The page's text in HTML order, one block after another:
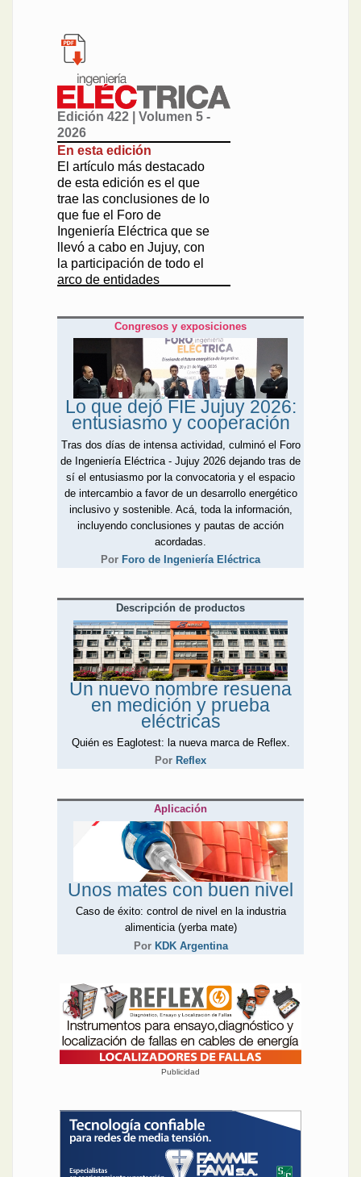
Edición 422 | Volumen 5 -
2026
En esta edición
El artículo más destacado
de esta edición es el que
trae las conclusiones de lo
que fue el Foro de
Ingeniería Eléctrica que se
llevó a cabo en Jujuy, con
la participación de todo el
arco de entidades
gobierno se explayaron
acerca de la actualidad
eléctrica de la provincia
más solar de la Argentina,
con grandes desafíos
mineros y un panorama de
mucha acción por delante.
Otros escritos de este
número profundizan en
algunos de los temas del
Foro. Por ejemplo, el aporte
de Néstor Aguirre sobre
hidrógeno “verde”, ya una
realidad muy concreta en la
provincia. Asimismo, el
despliega su gama de
herramientas Uni-T para
distintas aplicaciones en
parques solares, y el de
Fammie Fami sobre su
reconectador para ubicar en
la base de los
seccionadores. En la
misma línea se pueden
ubicar las palabras de
IMSA y de Testo, uno sobre
cables de las industrias de
gas y petróleo, el otro sobre
el uso de la termografía en
esos mismos entornos.
La edición culmina con la
contribución de otras cuatro
empresas del sector: KDK
Argentina, Finder, P4C y
Reflex. KDK Argentina
presenta un caso de
Finder llega con un
termostato nuevo para
sumar automatización en
cualquier ambiente. P4C
opta por destacar sus
impresoras. Reflex da a
con una amplia variedad de
equipos de ensayo para
medias y altas tensiones.
¡Que disfrute de la lectura!
Congresos y exposiciones
Lo que dejó FIE Jujuy 2026:
entusiasmo y cooperación
Tras dos días de intensa actividad, culminó el Foro
de Ingeniería Eléctrica - Jujuy 2026 dejando tras de
sí el entusiasmo por la convocatoria y el espacio
de intercambio a favor de un desarrollo energético
inclusivo y sostenible. Acá, toda la información,
incluyendo conclusiones y pautas de acción
acordadas.
Por Foro de Ingeniería Eléctrica
Descripción de productos
Un nuevo nombre resuena
en medición y prueba
eléctricas
Quién es Eaglotest: la nueva marca de Reflex.
Por Reflex
Aplicación
Unos mates con buen nivel
Caso de éxito: control de nivel en la industria
alimenticia (yerba mate)
Por KDK Argentina
Publicidad